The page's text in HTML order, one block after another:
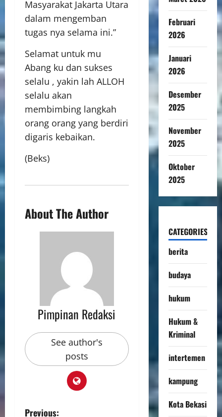
Masyarakat Jakarta Utara
dalam mengemban
tugas nya selama ini.”
Selamat untuk mu
Abang ku dan sukses
selalu , yakin lah ALLOH
selalu akan
membimbing langkah
orang orang yang berdiri
digaris kebaikan.
(Beks)
About The Author
Pimpinan Redaksi
See author's
posts
Previous:
Februari
2026
Januari
2026
Desember
2025
November
2025
Oktober
2025
CATEGORIES
berita
budaya
hukum
Hukum &
Kriminal
intertemen
kampung
Kota Bekasi